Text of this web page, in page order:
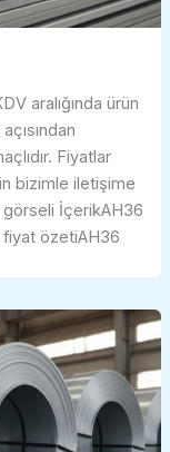
aralığında ürün
Fiyatlar
bizimle iletişime
görseli İçerikAH36
fiyat özetiAH36